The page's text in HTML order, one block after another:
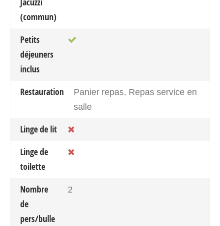
(commun)
Petits
déjeuners
inclus
Restauration
Panier repas, Repas service en
salle
Linge de lit
Linge de
toilette
Nombre
de
pers/bulle
2